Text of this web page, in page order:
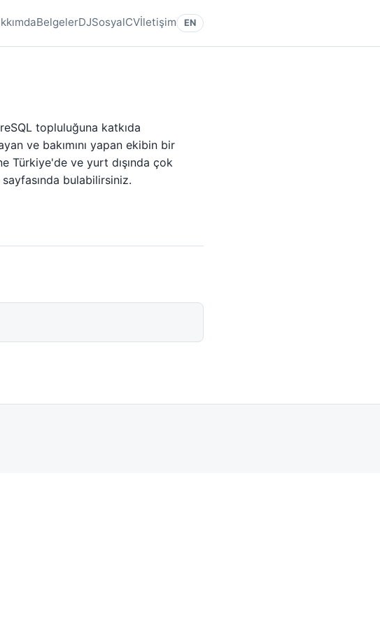
BelgelerDJSosyalCVİletişim EN
topluluğuna katkıda
ve bakımını yapan ekibin bir
Türkiye'de ve yurt dışında çok
sayfasında bulabilirsiniz.